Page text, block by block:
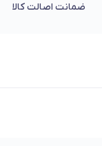
ضمانت اصالت کالا